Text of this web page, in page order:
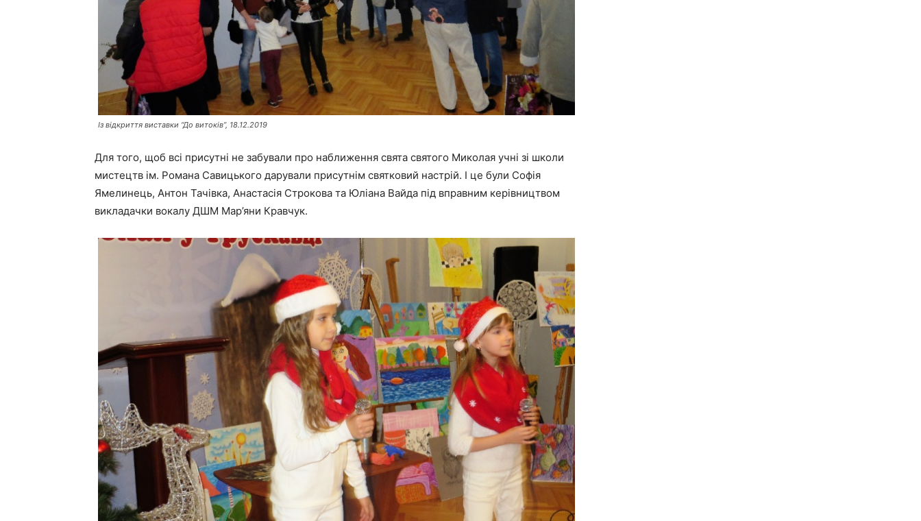
Із відкриття виставки “До витоків”, 18.12.2019
Для того, щоб всі присутні не забували про наближення свята святого Миколая учні зі школи
мистецтв ім. Романа Савицького дарували присутнім святковий настрій. І це були Софія
Ямелинець, Антон Тачівка, Анастасія Строкова та Юліана Вайда під вправним керівництвом
викладачки вокалу ДШМ Мар’яни Кравчук.